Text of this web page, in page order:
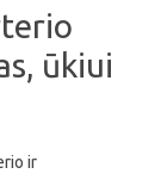
ūkiui
ir